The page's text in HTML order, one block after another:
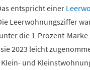
entspricht einer
Leerwohnungsziffer
die 1-Prozent-Marke
2023 leicht
und